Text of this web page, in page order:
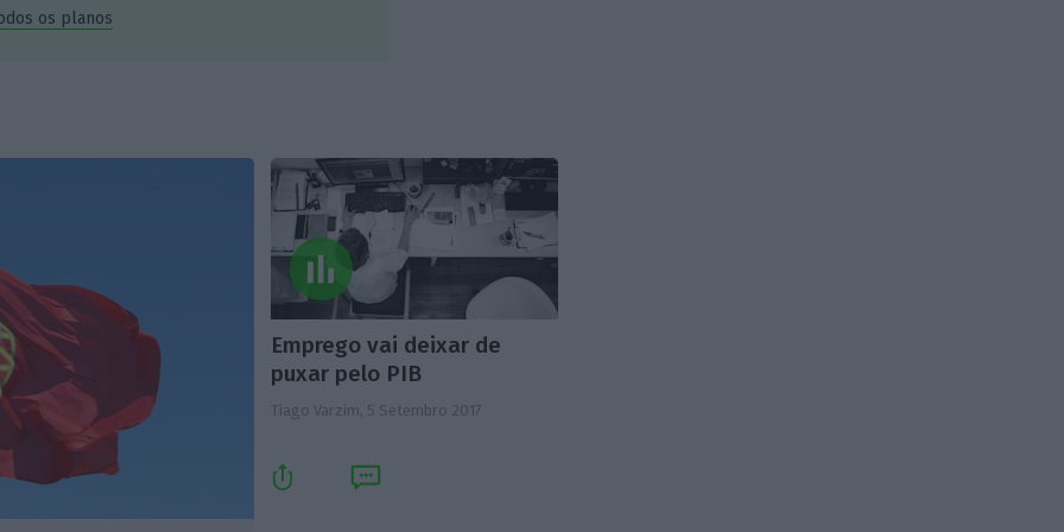
os planos
Emprego vai deixar de
puxar pelo PIB
Tiago Varzim, 5 Setembro 2017